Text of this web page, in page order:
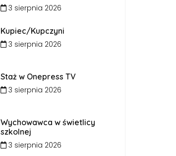
3 sierpnia 2026
Kupiec/Kupczyni
3 sierpnia 2026
Staż w Onepress TV
3 sierpnia 2026
Wychowawca w świetlicy
szkolnej
3 sierpnia 2026